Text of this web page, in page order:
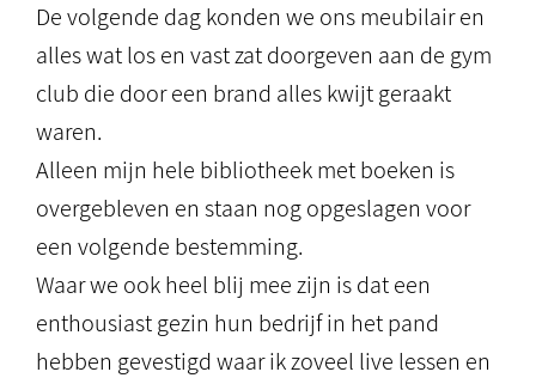
De volgende dag konden we ons meubilair en
alles wat los en vast zat doorgeven aan de gym
club die door een brand alles kwijt geraakt
waren.
Alleen mijn hele bibliotheek met boeken is
overgebleven en staan nog opgeslagen voor
een volgende bestemming.
Waar we ook heel blij mee zijn is dat een
enthousiast gezin hun bedrijf in het pand
hebben gevestigd waar ik zoveel live lessen en